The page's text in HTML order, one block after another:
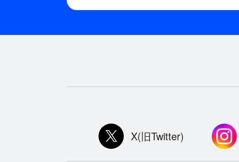
X(旧Twitter)